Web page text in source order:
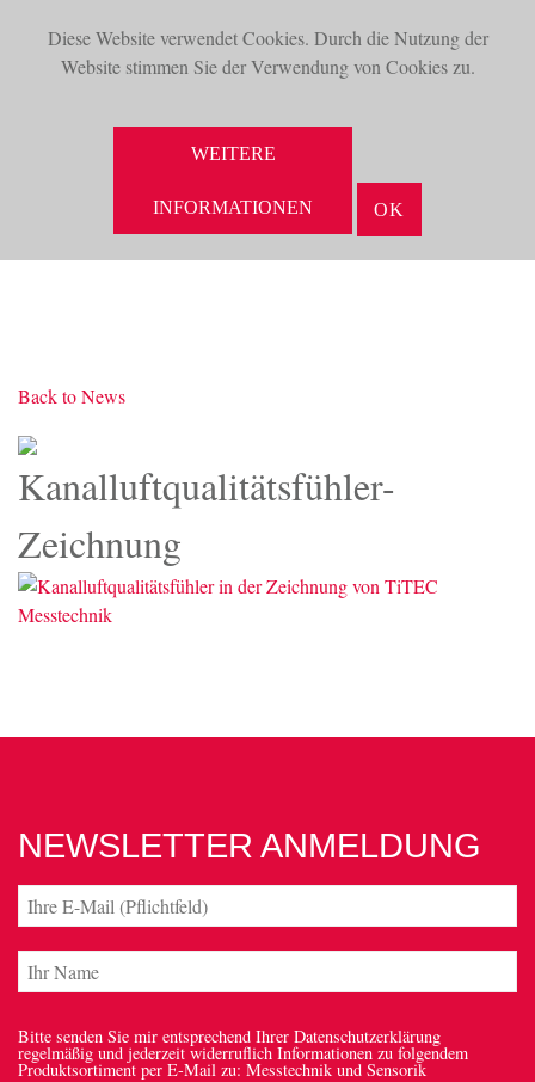
Diese Website verwendet Cookies. Durch die Nutzung der
Website stimmen Sie der Verwendung von Cookies zu.
WEITERE
INFORMATIONEN OK
Back to News
Kanalluftqualitätsfühler-
Zeichnung
NEWSLETTER ANMELDUNG
Bitte senden Sie mir entsprechend Ihrer Datenschutzerklärung
regelmäßig und jederzeit widerruflich Informationen zu folgendem
Produktsortiment per E-Mail zu: Messtechnik und Sensorik